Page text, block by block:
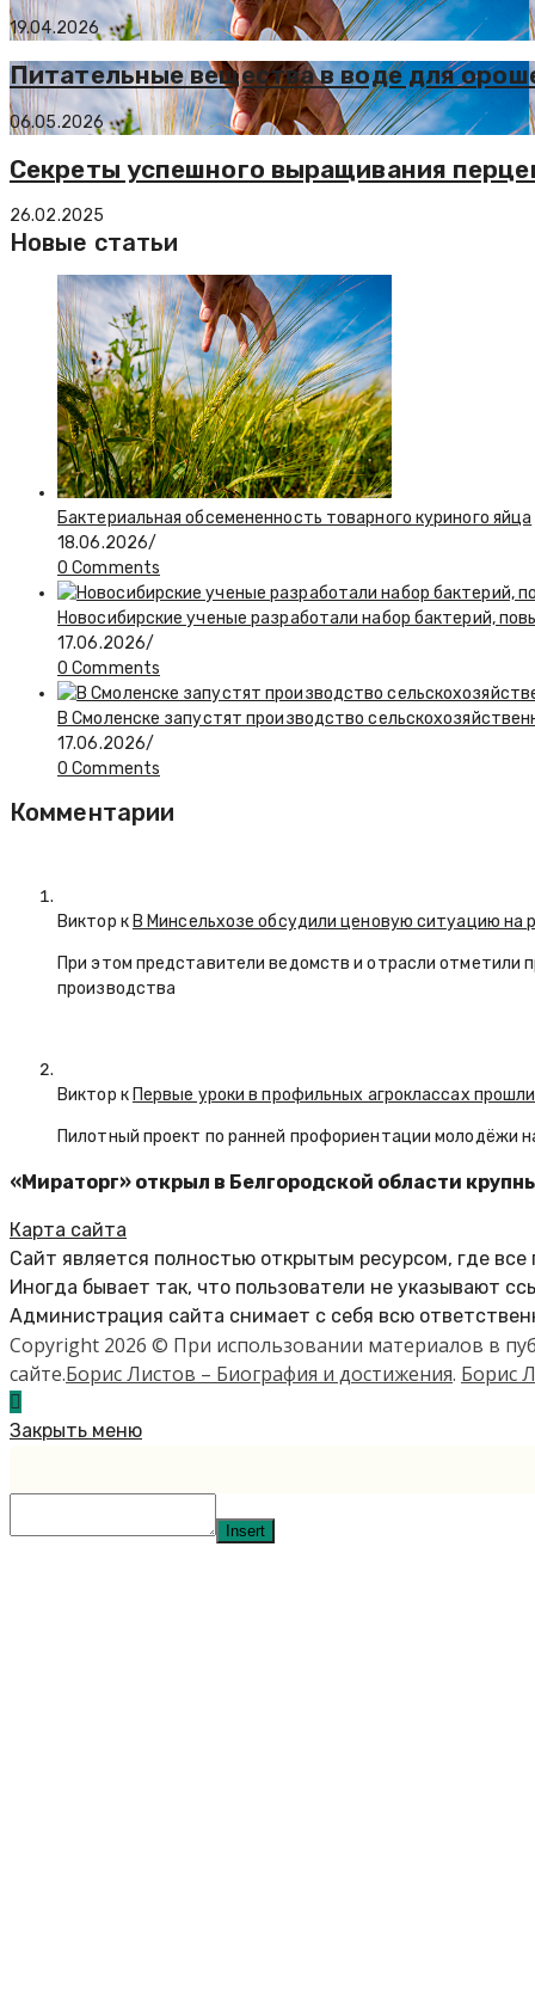
19.04.2026
Питательные вещества в воде для
06.05.2026
Секреты успешного выращивания
26.02.2025
Новые статьи
Бактериальная обсемененность товарного куриного яйца
18.06.2026/
0 Comments
Новосибирские ученые разработали набор бактерий,
17.06.2026/
0 Comments
В Смоленске запустят производство
17.06.2026/
0 Comments
Комментарии
Виктор кВ Минсельхозе обсудили ценовую ситуацию на
При этом представители ведомств и отрасли отметили
производства
Виктор кПервые уроки в профильных агроклассах
Пилотный проект по ранней профориентации молодёжи
«Мираторг» открыл в Белгородской области
Карта сайта
Сайт является полностью открытым ресурсом, где
Иногда бывает так, что пользователи не указывают
Администрация сайта снимает с себя всю
Copyright 2026 © При использовании материалов в
сайте.Борис Листов – Биография и достижения. Борис
Закрыть меню
Insert